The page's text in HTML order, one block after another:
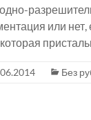
или
Без